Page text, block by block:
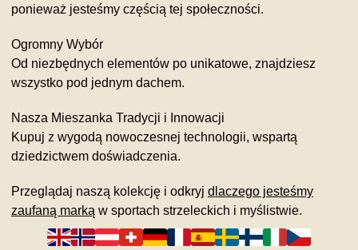
ponieważ jesteśmy częścią tej społeczności.
Ogromny Wybór
Od niezbędnych elementów po unikatowe, znajdziesz
wszystko pod jednym dachem.
Nasza Mieszanka Tradycji i Innowacji
Kupuj z wygodą nowoczesnej technologii, wspartą
dziedzictwem doświadczenia.
Przeglądaj naszą kolekcję i odkryj dlaczego jesteśmy
zaufaną marką w sportach strzeleckich i myślistwie.